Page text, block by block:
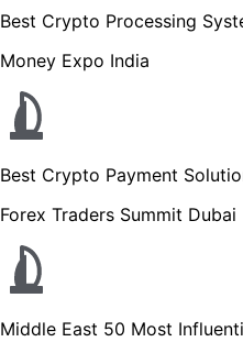
Best Crypto Processing
Money Expo India
Best Crypto Payment
Forex Traders Summit Dubai
Middle East 50 Most